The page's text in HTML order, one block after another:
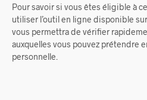
Pour savoir si vous êtes éligible à
utiliser l’outil en ligne disponible sur
vous permettra de vérifier
auxquelles vous pouvez prétendre
personnelle.